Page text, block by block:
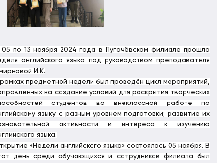
по 13 ноября 2024 года в Пугачёвском филиале прошла
английского языка под руководством преподавателя
И.К.
предметной недели был проведён цикл мероприятий,
на создание условий для раскрытия творческих
студентов во внеклассной работе по
языку с разным уровнем подготовки; развитие их
активности и интереса к изучению
языка.
«Недели английского языка» состоялось 05 ноября. В
день среди обучающихся и сотрудников филиала был